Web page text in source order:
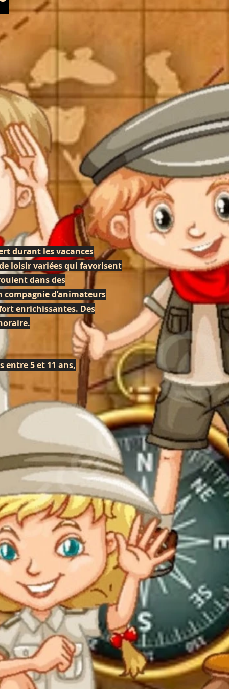
durant les vacances
loisir variées qui favorisent
dans des
d’animateurs
enrichissantes. Des
entre 5 et 11 ans,